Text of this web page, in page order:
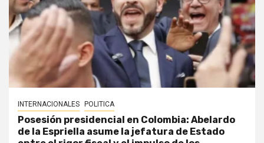
INTERNACIONALES POLITICA
Posesión presidencial en Colombia: Abelardo
de la Espriella asume la jefatura de Estado